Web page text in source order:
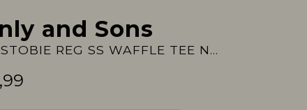
and Sons
ONSTOBIE REG SS WAFFLE TEE NOOS